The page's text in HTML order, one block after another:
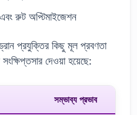
রুট অপ্টিমাইজেশন
প্রযুক্তির কিছু মূল প্রবণতা
দেওয়া হয়েছে:
সম্ভাব্য প্রভাব